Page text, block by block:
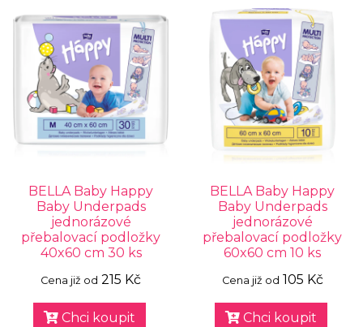
BELLA Baby Happy
Baby Underpads
jednorázové
přebalovací podložky
40x60 cm 30 ks
Cena již od 215 Kč
Chci koupit
BELLA Baby Happy
Baby Underpads
jednorázové
přebalovací podložky
60x60 cm 10 ks
Cena již od 105 Kč
Chci koupit